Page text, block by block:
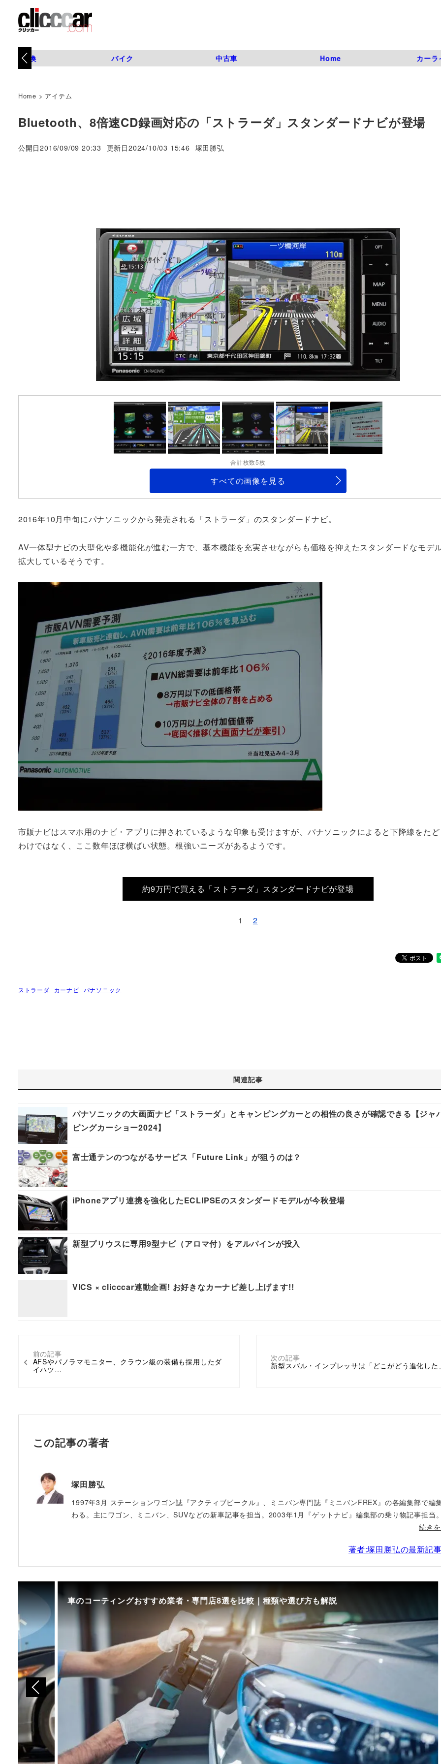
タイヤ交換 バイク 中古車 Home カーラ
Home > アイテム
Bluetooth、8倍速CD録画対応の「ストラーダ」スタンダードナビが登場
公開日2016/09/09 20:33 更新日2024/10/03 15:46 著
塚田勝弘
合計枚数5枚
すべての画像を見る
2016年10月中旬にパナソニックから発売される「ストラーダ」のスタンダードナビ。
AV一体型ナビの大型化や多機能化が進む一方で、基本機能を充実させながらも価格を抑えたスタンダードなモデ
拡大しているそうです。
市販ナビはスマホ用のナビ・アプリに押されているような印象も受けますが、パナソニックによると下降線をた
わけではなく、ここ数年ほぼ横ばい状態。根強いニーズがあるようです。
約9万円で買える「ストラーダ」スタンダードナビが登場
1 2
ストラーダ カーナビ パナソニック
前の記事
AFSやパノラマモニター、クラウン級の装備も採用したダ
イハツ…
次の記事
新型スバル・インプレッサは「どこがどう進化した
関連記事
パナソニックの大画面ナビ「ストラーダ」とキャンピングカーとの相性の良さが確認できる【ジャ
ピングカーショー2024】
富士通テンのつながるサービス「Future Link」が狙うのは？
iPhoneアプリ連携を強化したECLIPSEのスタンダードモデルが今秋登場
新型プリウスに専用9型ナビ（アロマ付）をアルパインが投入
VICS × clicccar連動企画! お好きなカーナビ差し上げます!!
この記事の著者
塚田勝弘
1997年3月 ステーションワゴン誌『アクティブビークル』、ミニバン専門誌『ミニバンFREX』の各編集部で編
わる。主にワゴン、ミニバン、SUVなどの新車記事を担当。2003年1月『ゲットナビ』編集部の乗り物記事担当
続き
著者:塚田勝弘の最新記
車のコーティングおすすめ業者・専門店8選を比較｜種類や選び方も解説